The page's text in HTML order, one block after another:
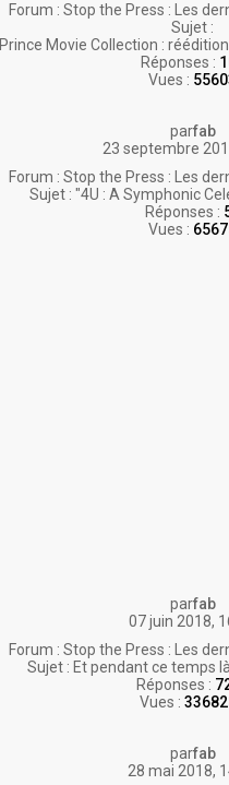
Forum : Stop the Press : Les
Sujet :
Prince Movie Collection :
Réponses :
Vues :
parfab
23 septembre
Forum : Stop the Press : Les
Sujet : "4U : A Symphonic
Réponses :
Vues :
parfab
07 juin 2018,
Forum : Stop the Press : Les
Sujet : Et pendant ce temps
Réponses :
Vues :
parfab
28 mai 2018,